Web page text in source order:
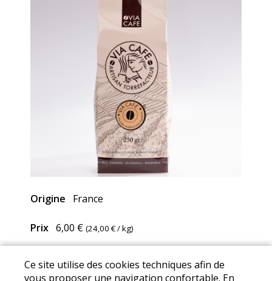
Origine France
Prix 6,00 € (24,00 €/ kg)
Mentions LégalesIConditions Générales de Ventes
Ce site utilise des cookies techniques afin de
vous proposer une navigation confortable. En